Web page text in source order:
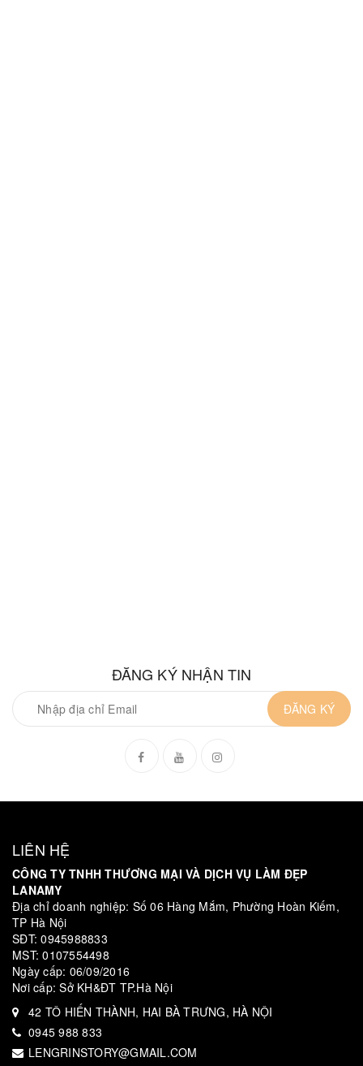
ĐĂNG KÝ NHẬN TIN
ĐĂNG KÝ
LIÊN HỆ
CÔNG TY TNHH THƯƠNG MẠI VÀ DỊCH VỤ LÀM ĐẸP
LANAMY
Địa chỉ doanh nghiệp: Số 06 Hàng Mắm, Phường Hoàn Kiếm,
TP Hà Nội
SĐT: 0945988833
MST: 0107554498
Ngày cấp: 06/09/2016
Nơi cấp: Sở KH&ĐT TP.Hà Nội
42 TÔ HIẾN THÀNH, HAI BÀ TRƯNG, HÀ NỘI
0945 988 833
LENGRINSTORY@GMAIL.COM